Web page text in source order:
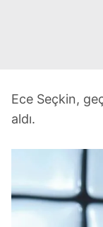
Ece Seçkin,
aldı.